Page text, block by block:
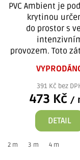
PVC Ambient je
krytinou
do prostor s
provozem. Toto
391 Kč bez
473 Kč /
DETAIL
2 m 3 m 4 m